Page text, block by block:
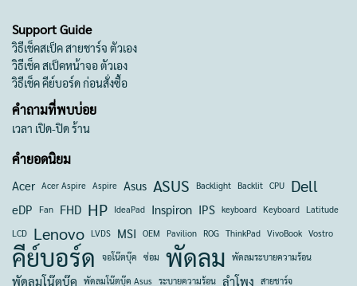
Support Guide
วิธีเช็คสเป็ค สายชาร์จ ตัวเอง
วิธีเช็ค สเป็คหน้าจอ ตัวเอง
วิธีเช็ค คีย์บอร์ด ก่อนสั่งซื้อ
คำถามที่พบบ่อย
เวลา เปิด-ปิด ร้าน
คำยอดนิยม
Acer Acer Aspire Aspire Asus ASUS Backlight Backlit CPU Dell
eDP Fan FHD HP IdeaPad Inspiron IPS keyboard Keyboard Latitude
LCD Lenovo LVDS MSI OEM Pavilion ROG ThinkPad VivoBook Vostro
คีย์บอร์ด จอโน๊ตบุ๊ค ซ่อม พัดลม พัดลมระบายความร้อน
พัดลมโน๊ตบุ๊ค พัดลมโน๊ตบุ๊ค Asus ระบายความร้อน ลำโพง สายชาร์จ